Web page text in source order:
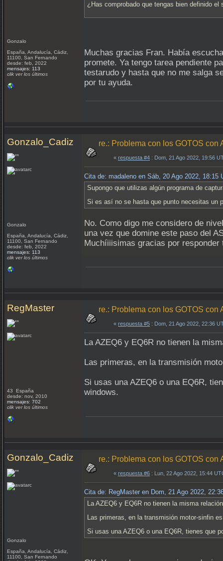
Gonzalo
España, Andalucía, Cádiz,
11100, San Fernando
desde: feb, 2022
mensajes: 113
clik ver los últimos
¿Has comprobado que tengas bien definido
Muchas gracias Fran. Había
promete. Ya tengo tarea pendiente
testarudo y hasta que no me salga
por tu ayuda.
Gonzalo_Cadiz
Gonzalo
España, Andalucía, Cádiz,
11100, San Fernando
desde: feb, 2022
mensajes: 113
clik ver los últimos
re.: Problema con los GOTOS
« respuesta #4 : Dom, 21 Ago 2022, 19:56
Cita de: madaleno en Sáb, 20 Ago 2022, 18:15
Supongo que utilizas algún programa de
Si es así no se hasta que punto necesitas un
No. Como digo me considero de
una vez que domine este paso del
Muchíiiisimas gracias por responder
RegMaster
43 España
desde: nov, 2010
mensajes: 702
clik ver los últimos
re.: Problema con los GOTOS
« respuesta #5 : Dom, 21 Ago 2022, 22:36
La AZEQ6 y EQ6R no tienen la
Las primeras, en la transmisión
Si usas una AZEQ6 o una EQ6R,
windows.
Gonzalo_Cadiz
Gonzalo
España, Andalucía, Cádiz,
11100, San Fernando
re.: Problema con los GOTOS
« respuesta #6 : Lun, 22 Ago 2022, 15:44
Cita de: RegMaster en Dom, 21 Ago 2022,
La AZEQ6 y EQ6R no tienen la misma
Las primeras, en la transmisión motor-sinfin
Si usas una AZEQ6 o una EQ6R, tienes que